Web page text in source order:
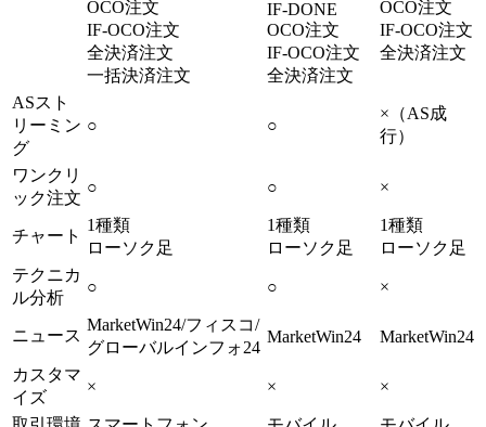
OCO注文
IF-OCO注文
全決済注文
一括決済注文
IF-DONE
OCO注文
IF-OCO注文
全決済注文
OCO注文
IF-OCO注文
全決済注文
ASスト
リーミン
グ
○ ○
×（AS成
行）
ワンクリ
ック注文
○ ○ ×
チャート
1種類
ローソク足
1種類
ローソク足
1種類
ローソク足
テクニカ
ル分析
○ ○ ×
ニュース
MarketWin24/フィスコ/
グローバルインフォ24
MarketWin24 MarketWin24
カスタマ
イズ
× × ×